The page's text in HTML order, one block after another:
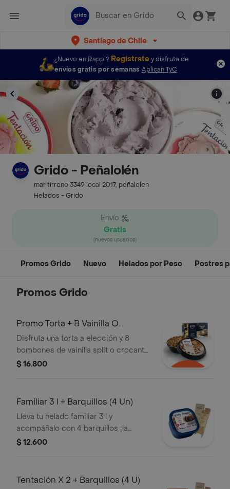
Santiago de Chile
¿Nuevo en Rappi? Regístratey disfruta de
envíos gratis por semanas Aplican TyC
Grido - Peñalolén
mar tirreno 3349 local 2017, peñalolen
Helados - Grido
Envío
Gratis
(nuevos usuarios)
Promos Grido Nuevo Helados por Peso Postres
Promos Grido
Promo Torta + B Vainilla O
Crocante X 8
Disfruta una torta a elección y 8
bombones de vainilla split o crocante.
¡una combinación perfecta para
$ 16.800
Familiar 3 l + Barquillos (4 Un)
Lleva tu helado familiar 3 l y
acompáñalo con 4 barquillos ¡la
combinación perfecta para compartir
$ 12.600
Tentación X 2 + Barquillos (4 U)